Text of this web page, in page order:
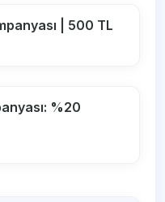
| 500 TL
%20